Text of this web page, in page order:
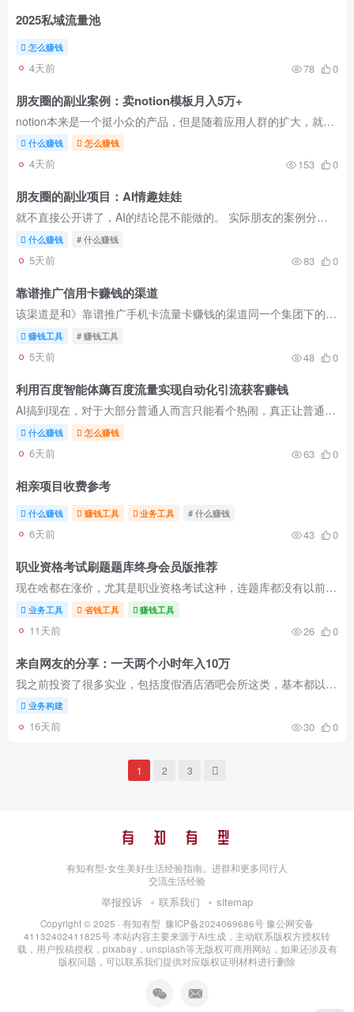
2025私域流量池
怎么赚钱
4天前 78 0
朋友圈的副业案例：卖notion模板月入5万+
notion本来是一个挺小众的产品，但是随着应用人群的扩大，就逐渐小众演化大众了，也有很多小白或因为自己不会做计划，不会做规划，看到这样的工具就心动的，所以这种虚拟产品（无成本，利润高）...
什么赚钱 怎么赚钱
4天前 153 0
朋友圈的副业项目：AI情趣娃娃
就不直接公开讲了，AI的结论昆不能做的。 实际朋友的案例分享：
什么赚钱 # 什么赚钱
5天前 83 0
靠谱推广信用卡赚钱的渠道
该渠道是和》靠谱推广手机卡流量卡赚钱的渠道同一个集团下的边缘项目产品（由于信用卡业务推进缓慢，不太适合做主用，现在该推荐另外一家银行全面的合作方，提现也稳定），都是有几年历史的产品...
赚钱工具 # 赚钱工具
5天前 48 0
利用百度智能体薅百度流量实现自动化引流获客赚钱
AI搞到现在，对于大部分普通人而言只能看个热闹，真正让普通用户转到钱的项目其实不多，如果要说有​，这两个能算进来​： 这么多家开放性AI平台，目前只有百度实现了可以产生收益和获客，当然...
什么赚钱 怎么赚钱
6天前 63 0
相亲项目收费参考
什么赚钱 赚钱工具 业务工具 # 什么赚钱
6天前 43 0
职业资格考试刷题题库终身会员版推荐
现在啥都在涨价，尤其是职业资格考试这种，连题库都没有以前的免费或者终身永久的了，基本都是大几十块用一年，能考过倒还好，但是要是考不过，年年付费了。所以比较推荐一下能长期用的题库，尽...
业务工具 省钱工具 赚钱工具
11天前 26 0
来自网友的分享：一天两个小时年入10万
我之前投资了很多实业，包括度假酒店酒吧会所这类，基本都以失败告终，现在就靠着服务身边的养殖户来获得真实的收入了而且占用的时间较少有个实业但是难度有点大，养殖业相关，很多养螃蟹的养殖...
业务构建
16天前 30 0
1 2 3
有知有型-女生美好生活经验指南。进群和更多同行人
交流生活经验
举报投诉 联系我们 sitemap
Copyright © 2025 · 有知有型 豫ICP备2024069686号 豫公网安备
41132402411825号本站内容主要来源于AI生成，主动联系版权方授权转
载，用户投稿授权，pixabay，unsplash等无版权可商用网站，如果还涉及有
版权问题，可以联系我们提供对应版权证明材料进行删除